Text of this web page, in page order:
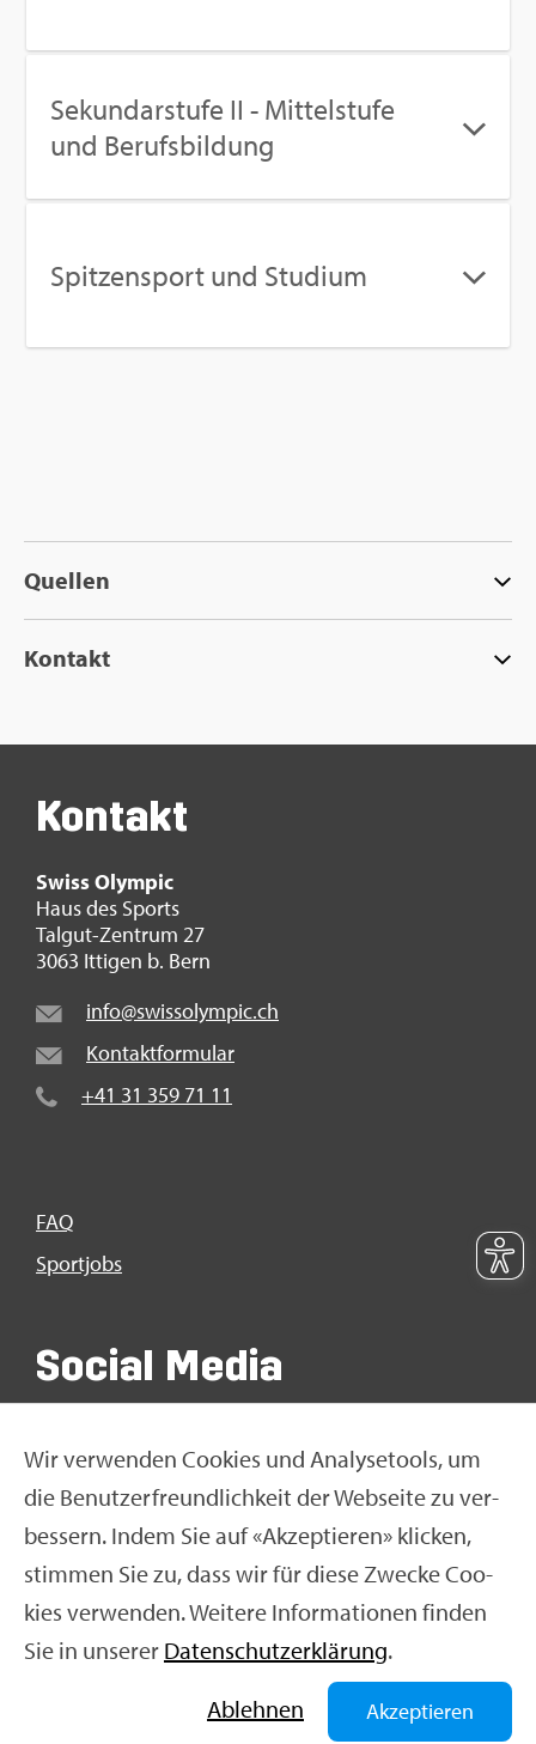
Quel­len
Kon­takt
Se­kun­dar­stu­fe II - Mit­tel­stu­fe
und Be­rufs­bil­dung
Spit­zen­sport und Stu­di­um
Wir ver­wen­den Coo­kies und Ana­ly­se­tools, um
die Be­nut­zer­freund­lich­keit der Web­sei­te zu ver­
bes­sern. Indem Sie auf «Ak­zep­tie­ren» kli­cken,
stim­men Sie zu, dass wir für diese Zwe­cke Coo­
kies ver­wen­den. Wei­te­re In­for­ma­tio­nen fin­den
Sie in un­se­rer Da­ten­schut­z­er­klä­rung.
Ab­leh­nen
Akzeptieren
Kon­takt
Swiss Olym­pic
Haus des Sports
Tal­gut-Zen­trum 27
3063 It­ti­gen b. Bern
info@​swi​ssol​ympi​c.​ch
Kon­takt­for­mu­lar
+41 31 359 71 11
FAQ
Sport­jobs
So­ci­al Media
Im­pres­sum|Da­ten­schut­z­er­
Nut­zungs­be­din­gun­gen Ne­ti­quet­te